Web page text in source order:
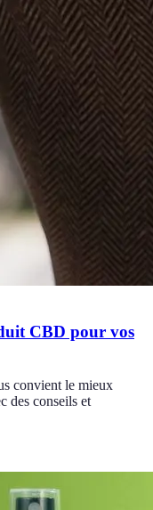
CBD pour vos
convient le mieux
des conseils et